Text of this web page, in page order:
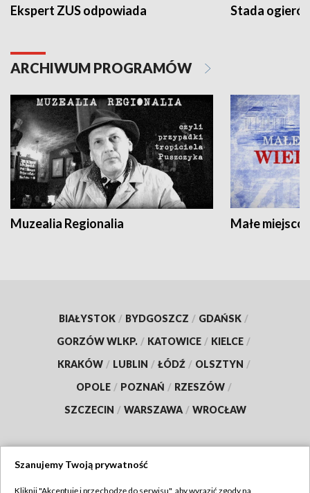
Ekspert ZUS odpowiada Stada
ARCHIWUM PROGRAMÓW
Muzealia Regionalia Małe
BIAŁYSTOK / BYDGOSZCZ / GDAŃSK /
GORZÓW WLKP. / KATOWICE / KIELCE /
KRAKÓW / LUBLIN / ŁÓDŹ / OLSZTYN /
OPOLE / POZNAŃ / RZESZÓW /
SZCZECIN / WARSZAWA / WROCŁAW
Szanujemy Twoją prywatność
Kliknij "Akceptuję i przechodzę do serwisu", aby wyrazić zgody na